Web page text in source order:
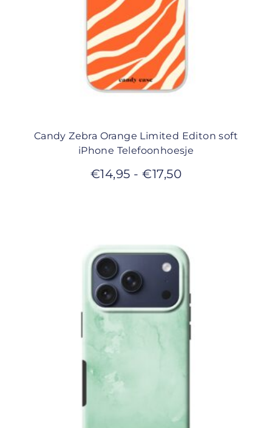
Candy Zebra Orange Limited Editon soft
iPhone Telefoonhoesje
€14,95 - €17,50